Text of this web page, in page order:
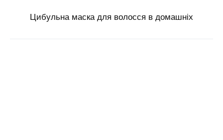
Цибульна маска для волосся в домашніх